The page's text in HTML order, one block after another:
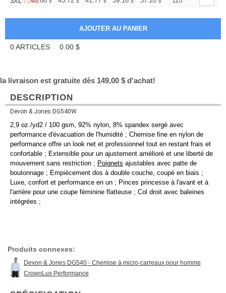
(-25%)
0ARTICLES 0.00 $
la livraison est gratuite dès 149,00 $ d'achat!
DESCRIPTION
Devon & Jones DG540W
2,9 oz./yd2 / 100 gsm, 92% nylon, 8% spandex sergé avec
performance d'évacuation de l'humidité ; Chemise fine en nylon de
performance offre un look net et professionnel tout en restant frais et
confortable ; Extensible pour un ajustement amélioré et une liberté de
mouvement sans restriction ; Poignets ajustables avec patte de
boutonnage ; Empiècement dos à double couche, coupé en biais ;
Luxe, confort et performance en un ; Pinces princesse à l'avant et à
l'arrière pour une coupe féminine flatteuse ; Col droit avec baleines
intégrées ;
Produits connexes:
Devon & Jones DG540 - Chemise à micro-carreaux pour homme
CrownLux Performance